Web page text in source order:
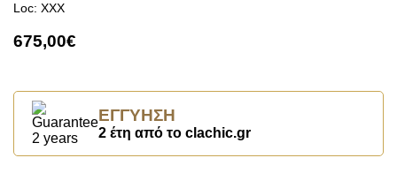
Loc: XXX
675,00€
ΕΓΓΎΗΣΗ
2 έτη από το clachic.gr